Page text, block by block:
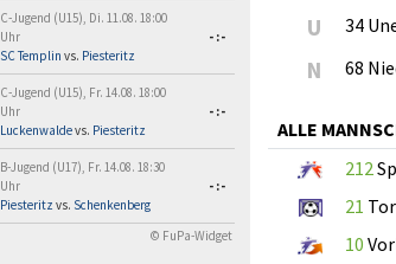
C-Jugend (U15), Di. 11.08. 18:00
Uhr
SC Templin vs. Piesteritz
-:-
C-Jugend (U15), Fr. 14.08. 18:00
Uhr
Luckenwaldevs. Piesteritz
-:-
B-Jugend (U17), Fr. 14.08. 18:30
Uhr
Piesteritz vs. Schenkenberg
-:-
© FuPa-Widget
U 34
N 68
ALLE
212
21
10